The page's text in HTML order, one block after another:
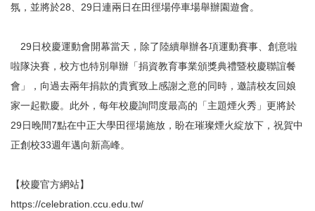
氛，並將於28、29日連兩日在田徑場停車場舉辦園遊會。
29日校慶運動會開幕當天，除了陸續舉辦各項運動賽事、創意啦
啦隊決賽，校方也特別舉辦「捐資教育事業頒獎典禮暨校慶聯誼餐
會」，向過去兩年捐款的貴賓致上感謝之意的同時，邀請校友回娘
家一起歡慶。此外，每年校慶詢問度最高的「主題煙火秀」更將於
29日晚間7點在中正大學田徑場施放，盼在璀璨煙火綻放下，祝賀中
正創校33週年邁向新高峰。
【校慶官方網站】
https://celebration.ccu.edu.tw/